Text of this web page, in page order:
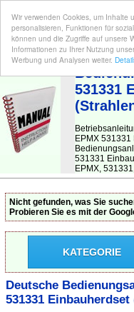
Wir verwenden Cookies, um Inhalte
personalisieren, Funktionen für
können und die Zugriffe auf unsere
Informationen zu Ihrer Nutzung
Werbung und Analysen weiter.
BEDIENUNGSANLEITUNG| Hier
531331
EPMX
531331
EPMX,
Nicht gefunden, was Sie
Probieren Sie es mit der
KATEGORIE
Deutsche
531331